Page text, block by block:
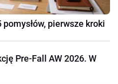
pierwsze kroki
Pre-Fall AW 2026. W